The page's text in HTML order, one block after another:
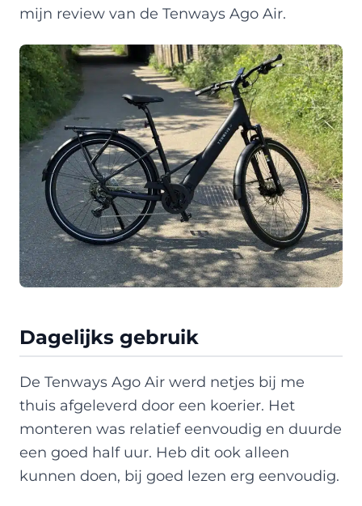
mijn review van de Tenways Ago Air.
Dagelijks gebruik
De Tenways Ago Air werd netjes bij me
thuis afgeleverd door een koerier. Het
monteren was relatief eenvoudig en duurde
een goed half uur. Heb dit ook alleen
kunnen doen, bij goed lezen erg eenvoudig.